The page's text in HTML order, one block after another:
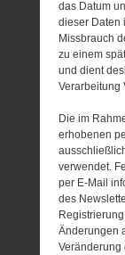
das Datum
dieser Daten
Missbrauch
zu einem
und dient
Verarbeitung
Die im
erhobenen
verwendet.
per E-Mail
des
Änderungen
Veränderung